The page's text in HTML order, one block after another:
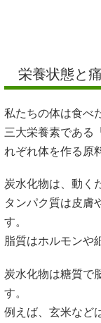
栄養状態と
私たちの体は食べ
三大栄養素である
れぞれ体を作る原
炭水化物は、動く
タンパク質は皮膚
す。
脂質はホルモンや
炭水化物は糖質で
す。
例えば、玄米など